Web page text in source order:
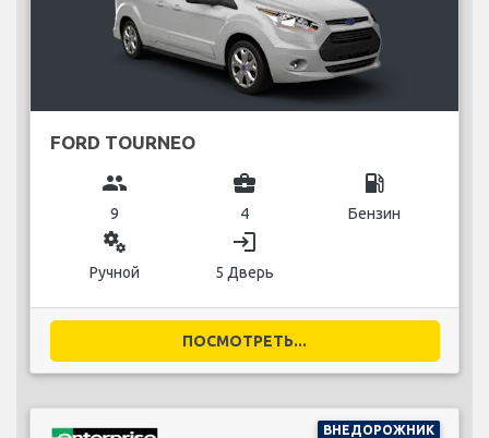
FORD TOURNEO
group
9
business_center
4
local_gas_station
Бензин
miscellaneous_services
Ручной
login
5 Дверь
ПОСМОТРЕТЬ...
ВНЕДОРОЖНИК